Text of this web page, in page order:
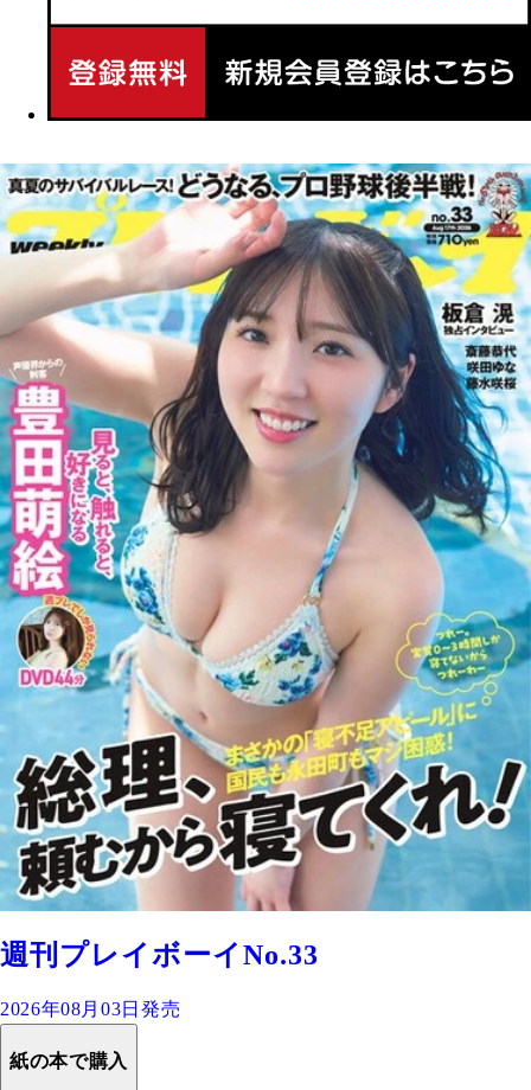
週刊プレイボーイNo.33
2026年08月03日発売
紙の本で購入